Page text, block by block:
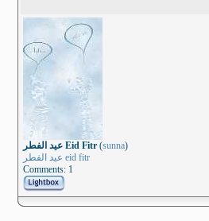
عيد الفطر Eid Fitr (sunna)
عيد الفطر eid fitr
Comments: 1